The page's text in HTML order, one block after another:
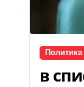
Политика
в